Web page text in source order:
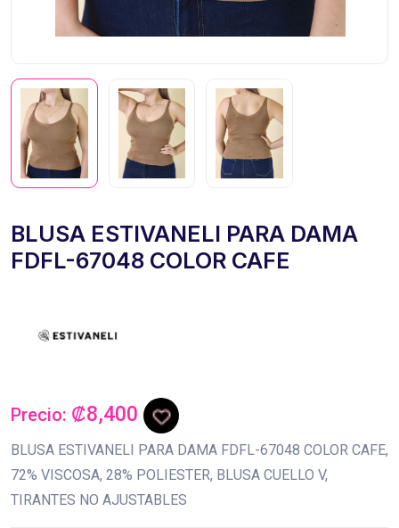
BLUSA ESTIVANELI PARA DAMA
FDFL-67048 COLOR CAFE
Precio: ₡8,400
BLUSA ESTIVANELI PARA DAMA FDFL-67048 COLOR CAFE,
72% VISCOSA, 28% POLIESTER, BLUSA CUELLO V,
TIRANTES NO AJUSTABLES